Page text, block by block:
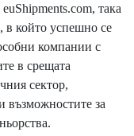
така
в който успешно се
компании с
в срещата
сектор,
възможностите за